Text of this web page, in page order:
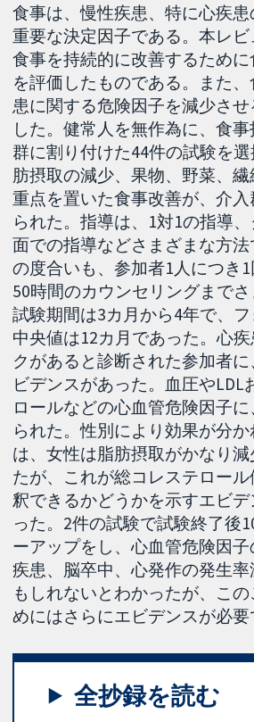
食事は、慢性疾患、特に心疾
重要な決定因子である。本レ
食事を持続的に改善するため
を評価したものである。また
患に関する危険因子を減少さ
した。健常人を無作為に、食
群に割り付けた44件の試験を
肪摂取の減少、果物、野菜、
重点を置いた食事改善が、介
られた。指導は、1対1の指導
面での指導などさまざまな方
の度合いも、参加者1人につき
50時間のカウンセリングまでさ
試験期間は3カ月から4年で、
中央値は12カ月であった。心
クがあると診断された参加者
ビデンスがあった。血圧やLDL
ロールなどの心血管危険因子
られた。性別により効果が分
は、女性は脂肪摂取がかなり
たが、これが総コレステロー
釈できるかどうかを示すエビ
った。2件の試験で試験終了後
ーアップをし、心血管危険因
疾患、脳卒中、心発作の発生
もしれないとわかったが、こ
めにはさらにエビデンスが必要
全抄録を読む